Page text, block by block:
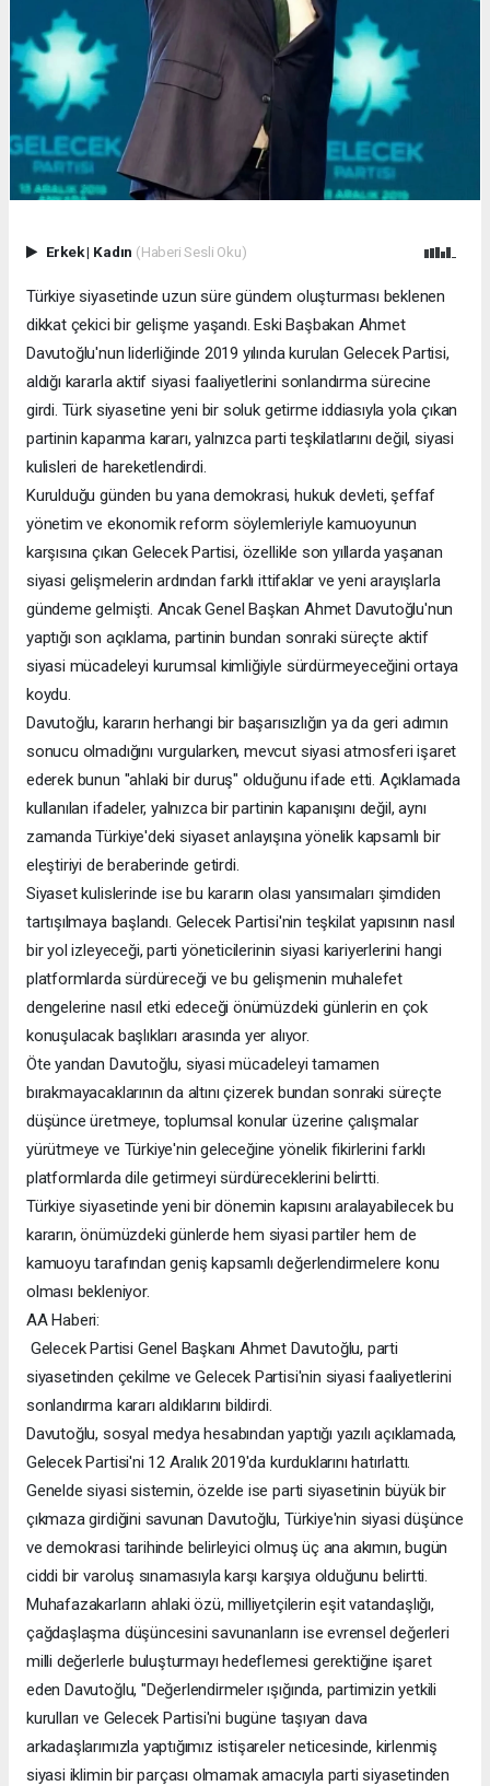
Erkek| Kadın (Haberi Sesli Oku)
Türkiye siyasetinde uzun süre gündem oluşturması beklenen
dikkat çekici bir gelişme yaşandı. Eski Başbakan Ahmet
Davutoğlu'nun liderliğinde 2019 yılında kurulan Gelecek Partisi,
aldığı kararla aktif siyasi faaliyetlerini sonlandırma sürecine
girdi. Türk siyasetine yeni bir soluk getirme iddiasıyla yola çıkan
partinin kapanma kararı, yalnızca parti teşkilatlarını değil, siyasi
kulisleri de hareketlendirdi.
Kurulduğu günden bu yana demokrasi, hukuk devleti, şeffaf
yönetim ve ekonomik reform söylemleriyle kamuoyunun
karşısına çıkan Gelecek Partisi, özellikle son yıllarda yaşanan
siyasi gelişmelerin ardından farklı ittifaklar ve yeni arayışlarla
gündeme gelmişti. Ancak Genel Başkan Ahmet Davutoğlu'nun
yaptığı son açıklama, partinin bundan sonraki süreçte aktif
siyasi mücadeleyi kurumsal kimliğiyle sürdürmeyeceğini ortaya
koydu.
Davutoğlu, kararın herhangi bir başarısızlığın ya da geri adımın
sonucu olmadığını vurgularken, mevcut siyasi atmosferi işaret
ederek bunun "ahlaki bir duruş" olduğunu ifade etti. Açıklamada
kullanılan ifadeler, yalnızca bir partinin kapanışını değil, aynı
zamanda Türkiye'deki siyaset anlayışına yönelik kapsamlı bir
eleştiriyi de beraberinde getirdi.
Siyaset kulislerinde ise bu kararın olası yansımaları şimdiden
tartışılmaya başlandı. Gelecek Partisi'nin teşkilat yapısının nasıl
bir yol izleyeceği, parti yöneticilerinin siyasi kariyerlerini hangi
platformlarda sürdüreceği ve bu gelişmenin muhalefet
dengelerine nasıl etki edeceği önümüzdeki günlerin en çok
konuşulacak başlıkları arasında yer alıyor.
Öte yandan Davutoğlu, siyasi mücadeleyi tamamen
bırakmayacaklarının da altını çizerek bundan sonraki süreçte
düşünce üretmeye, toplumsal konular üzerine çalışmalar
yürütmeye ve Türkiye'nin geleceğine yönelik fikirlerini farklı
platformlarda dile getirmeyi sürdüreceklerini belirtti.
Türkiye siyasetinde yeni bir dönemin kapısını aralayabilecek bu
kararın, önümüzdeki günlerde hem siyasi partiler hem de
kamuoyu tarafından geniş kapsamlı değerlendirmelere konu
olması bekleniyor.
AA Haberi:
Gelecek Partisi Genel Başkanı Ahmet Davutoğlu, parti
siyasetinden çekilme ve Gelecek Partisi'nin siyasi faaliyetlerini
sonlandırma kararı aldıklarını bildirdi.
Davutoğlu, sosyal medya hesabından yaptığı yazılı açıklamada,
Gelecek Partisi'ni 12 Aralık 2019'da kurduklarını hatırlattı.
Genelde siyasi sistemin, özelde ise parti siyasetinin büyük bir
çıkmaza girdiğini savunan Davutoğlu, Türkiye'nin siyasi düşünce
ve demokrasi tarihinde belirleyici olmuş üç ana akımın, bugün
ciddi bir varoluş sınamasıyla karşı karşıya olduğunu belirtti.
Muhafazakarların ahlaki özü, milliyetçilerin eşit vatandaşlığı,
çağdaşlaşma düşüncesini savunanların ise evrensel değerleri
milli değerlerle buluşturmayı hedeflemesi gerektiğine işaret
eden Davutoğlu, "Değerlendirmeler ışığında, partimizin yetkili
kurulları ve Gelecek Partisi'ni bugüne taşıyan dava
arkadaşlarımızla yaptığımız istişareler neticesinde, kirlenmiş
siyasi iklimin bir parçası olmamak amacıyla parti siyasetinden